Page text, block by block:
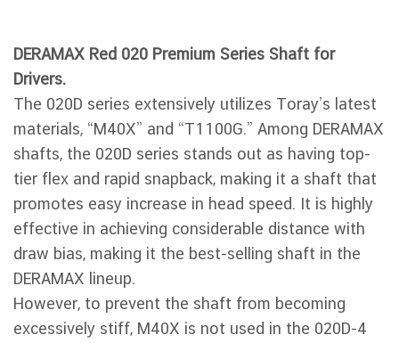
DERAMAX Red 020 Premium Series Shaft for
Drivers.
The 020D series extensively utilizes Toray’s latest
materials, “M40X” and “T1100G.” Among DERAMAX
shafts, the 020D series stands out as having top-
tier flex and rapid snapback, making it a shaft that
promotes easy increase in head speed. It is highly
effective in achieving considerable distance with
draw bias, making it the best-selling shaft in the
DERAMAX lineup.
However, to prevent the shaft from becoming
excessively stiff, M40X is not used in the 020D-4